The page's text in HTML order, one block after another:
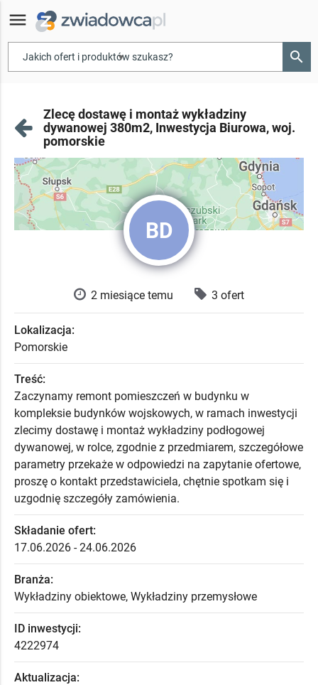
menu
▾ search
Zlecę dostawę i montaż wykładziny
dywanowej 380m2, Inwestycja Biurowa, woj.
pomorskie
BD
2 miesiące temu 3 ofert
Lokalizacja:
Pomorskie
Treść:
Zaczynamy remont pomieszczeń w budynku w
kompleksie budynków wojskowych, w ramach inwestycji
zlecimy dostawę i montaż wykładziny podłogowej
dywanowej, w rolce, zgodnie z przedmiarem, szczegółowe
parametry przekaże w odpowiedzi na zapytanie ofertowe,
proszę o kontakt przedstawiciela, chętnie spotkam się i
uzgodnię szczegóły zamówienia.
Składanie ofert:
17.06.2026 - 24.06.2026
Branża:
Wykładziny obiektowe, Wykładziny przemysłowe
ID inwestycji:
4222974
Aktualizacja: